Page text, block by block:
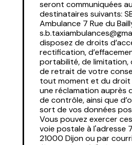
seront communiquées
destinataires suivants:
Ambulance 7 Rue du
disposez de droits
rectification,
portabilité, de limitation,
de retrait de votre
tout moment et du droit
une réclamation auprès
de contrôle, ainsi que
sort de vos données
Vous pouvez exercer
voie postale à l'adresse
21000 Dijon ou par